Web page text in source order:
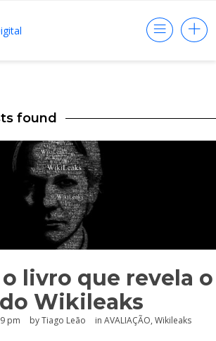
found
livro que revela o
Wikileaks
pm by Tiago Leão in AVALIAÇÃO, Wikileaks